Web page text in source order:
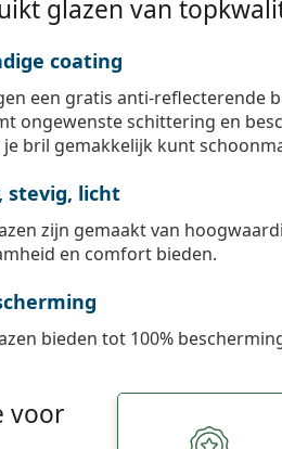
glazen van
coating
een gratis anti-reflecterende
ongewenste schittering en
je bril gemakkelijk kunt
stevig, licht
zijn gemaakt van
en comfort bieden.
bieden tot 100%
voor